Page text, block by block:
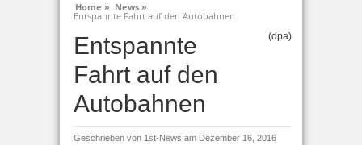
Home » News »
Entspannte Fahrt auf den Autobahnen
Entspannte
Fahrt auf den
Autobahnen
(dpa)
Geschrieben von 1st-News am Dezember 16, 2016